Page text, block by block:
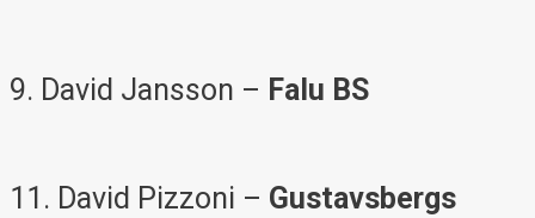
9. David Jansson – Falu BS
11. David Pizzoni – Gustavsbergs